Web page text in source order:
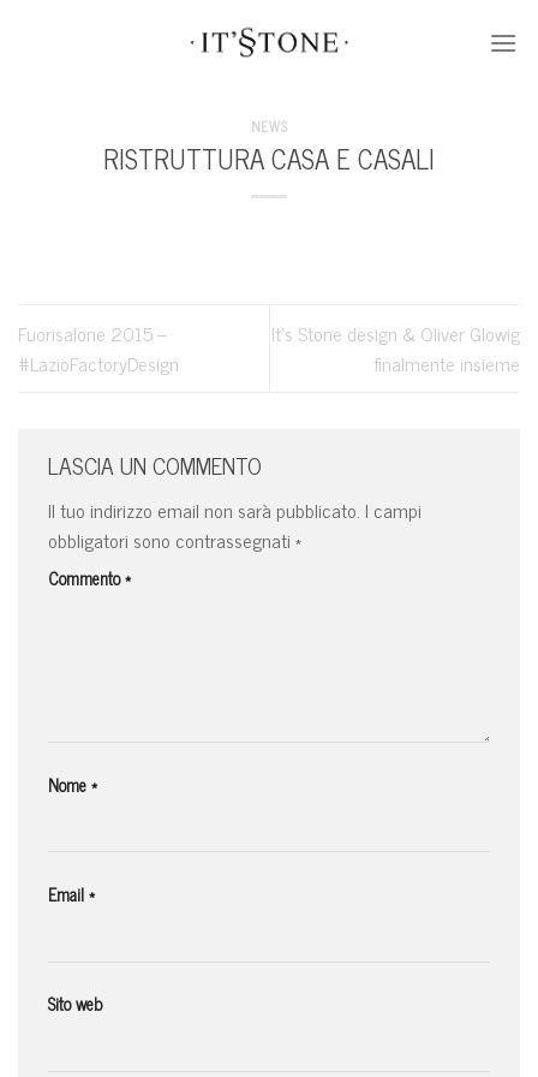
NEWS
RISTRUTTURA CASA E CASALI
Fuorisalone 2015 –
#LazioFactoryDesign
It’s Stone design & Oliver Glowig
finalmente insieme
LASCIA UN COMMENTO
Il tuo indirizzo email non sarà pubblicato. I campi
obbligatori sono contrassegnati*
Commento*
Nome*
Email*
Sito web